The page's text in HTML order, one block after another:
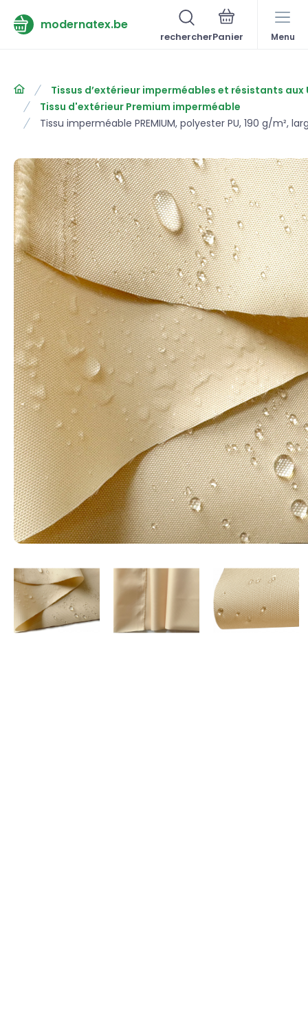
modernatex.be
rechercher Menu
Tissus d’extérieur imperméables et résistants aux
Tissu d'extérieur Premium imperméable
Tissu imperméable PREMIUM, polyester PU, 190 g/m²,